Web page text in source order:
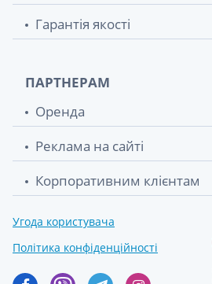
Гарантія якості
ПАРТНЕРАМ
Оренда
Реклама на сайті
Корпоративним клієнтам
Угода користувача
Політика конфіденційності